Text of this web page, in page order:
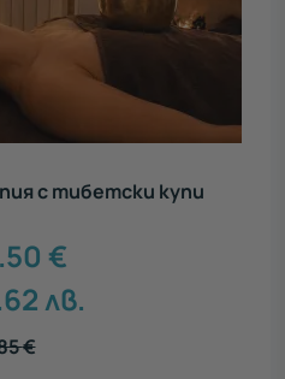
с тибетски купи
€
лв.
€